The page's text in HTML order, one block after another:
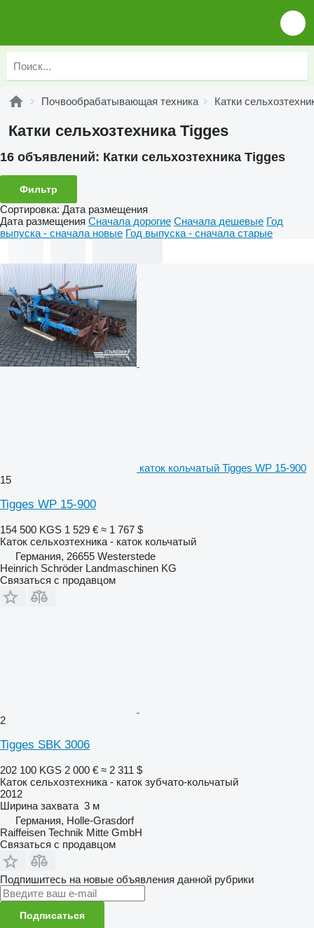
Почвообрабатывающая техника Катки
Катки сельхозтехника Tigges
16 объявлений: Катки сельхозтехника Tigges
Фильтр
Сортировка: Дата размещения
Дата размещения Сначала дорогие Сначала дешевые Год
выпуска - сначала новые Год выпуска - сначала старые
каток кольчатый Tigges WP 15-900
15
Tigges WP 15-900
154 500 KGS 1 529 € ≈ 1 767 $
Каток сельхозтехника - каток кольчатый
Германия, 26655 Westerstede
Heinrich Schröder Landmaschinen KG
Связаться с продавцом
2
Tigges SBK 3006
202 100 KGS 2 000 € ≈ 2 311 $
Каток сельхозтехника - каток зубчато-кольчатый
2012
Ширина захвата 3 м
Германия, Holle-Grasdorf
Raiffeisen Technik Mitte GmbH
Связаться с продавцом
Подпишитесь на новые объявления данной рубрики
Подписаться